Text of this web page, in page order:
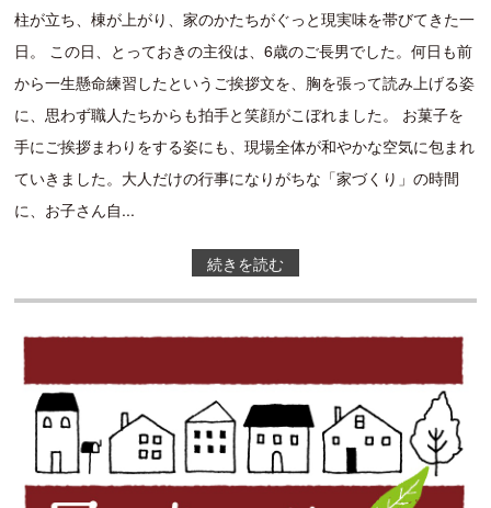
柱が立ち、棟が上がり、家のかたちがぐっと現実味を帯びてきた一
日。 この日、とっておきの主役は、6歳のご長男でした。何日も前
から一生懸命練習したというご挨拶文を、胸を張って読み上げる姿
に、思わず職人たちからも拍手と笑顔がこぼれました。 お菓子を
手にご挨拶まわりをする姿にも、現場全体が和やかな空気に包まれ
ていきました。大人だけの行事になりがちな「家づくり」の時間
に、お子さん自...
続きを読む